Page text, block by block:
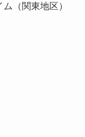
（関東地区）